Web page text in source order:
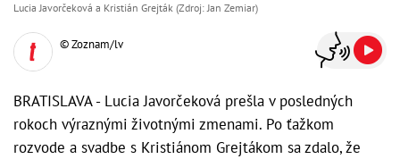
Lucia Javorčeková a Kristián Grejták (Zdroj: Jan Zemiar)
© Zoznam/lv
BRATISLAVA - Lucia Javorčeková prešla v posledných
rokoch výraznými životnými zmenami. Po ťažkom
rozvode a svadbe s Kristiánom Grejtákom sa zdalo, že